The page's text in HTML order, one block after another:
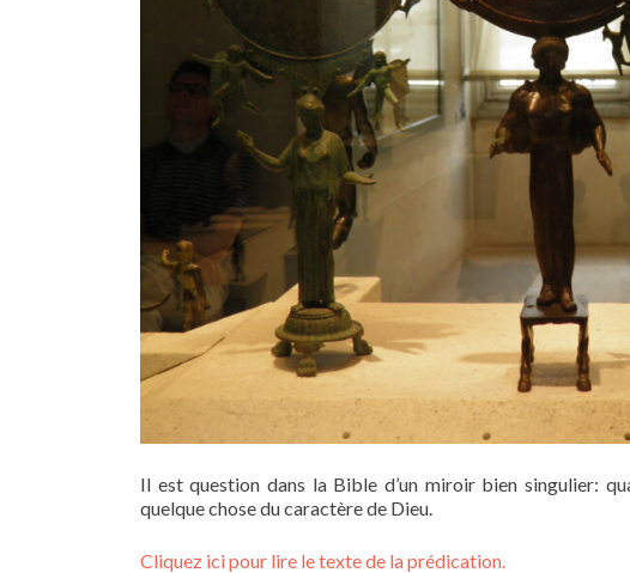
Il est question dans la Bible d’un miroir bien singulier:
quelque chose du caractère de Dieu.
Cliquez ici pour lire le texte de la prédication.